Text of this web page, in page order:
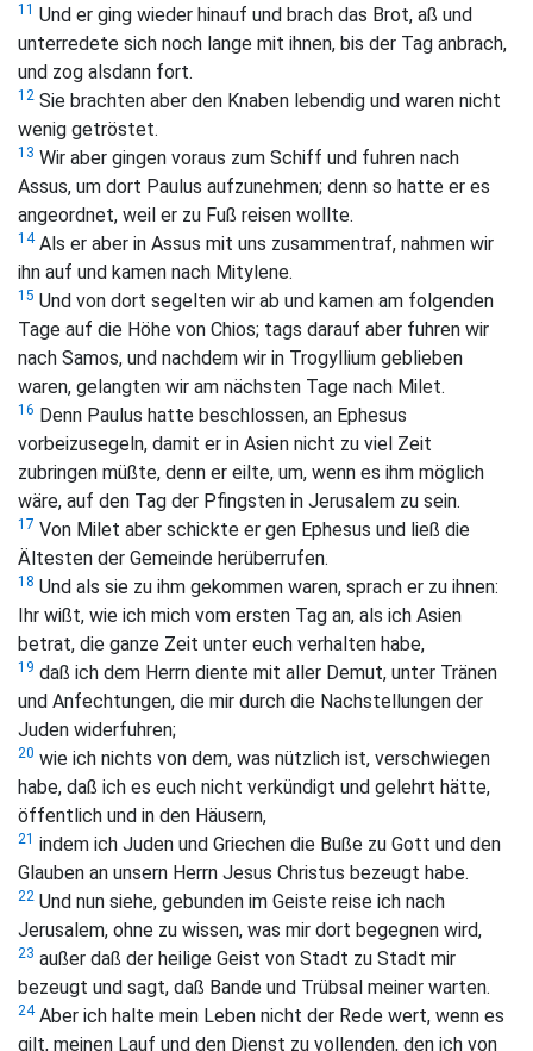
11 Und er ging wieder hinauf und brach das Brot, aß und
unterredete sich noch lange mit ihnen, bis der Tag anbrach,
und zog alsdann fort.
12 Sie brachten aber den Knaben lebendig und waren nicht
wenig getröstet.
13 Wir aber gingen voraus zum Schiff und fuhren nach
Assus, um dort Paulus aufzunehmen; denn so hatte er es
angeordnet, weil er zu Fuß reisen wollte.
14Als er aber in Assus mit uns zusammentraf, nahmen wir
ihn auf und kamen nach Mitylene.
15 Und von dort segelten wir ab und kamen am folgenden
Tage auf die Höhe von Chios; tags darauf aber fuhren wir
nach Samos, und nachdem wir in Trogyllium geblieben
waren, gelangten wir am nächsten Tage nach Milet.
16 Denn Paulus hatte beschlossen, an Ephesus
vorbeizusegeln, damit er in Asien nicht zu viel Zeit
zubringen müßte, denn er eilte, um, wenn es ihm möglich
wäre, auf den Tag der Pfingsten in Jerusalem zu sein.
17 Von Milet aber schickte er gen Ephesus und ließ die
Ältesten der Gemeinde herüberrufen.
18 Und als sie zu ihm gekommen waren, sprach er zu ihnen:
Ihr wißt, wie ich mich vom ersten Tag an, als ich Asien
betrat, die ganze Zeit unter euch verhalten habe,
19 daß ich dem Herrn diente mit aller Demut, unter Tränen
und Anfechtungen, die mir durch die Nachstellungen der
Juden widerfuhren;
20 wie ich nichts von dem, was nützlich ist, verschwiegen
habe, daß ich es euch nicht verkündigt und gelehrt hätte,
öffentlich und in den Häusern,
21 indem ich Juden und Griechen die Buße zu Gott und den
Glauben an unsern Herrn Jesus Christus bezeugt habe.
22 Und nun siehe, gebunden im Geiste reise ich nach
Jerusalem, ohne zu wissen, was mir dort begegnen wird,
23 außer daß der heilige Geist von Stadt zu Stadt mir
bezeugt und sagt, daß Bande und Trübsal meiner warten.
24Aber ich halte mein Leben nicht der Rede wert, wenn es
gilt, meinen Lauf und den Dienst zu vollenden, den ich von